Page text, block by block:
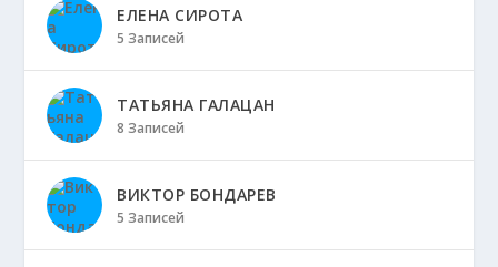
ЕЛЕНА СИРОТА
5 Записей
ТАТЬЯНА ГАЛАЦАН
8 Записей
ВИКТОР БОНДАРЕВ
5 Записей